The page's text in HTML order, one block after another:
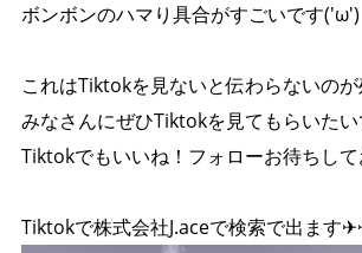
ボンボンのハマり具合がすごいです('ω')
これはTiktokを見ないと伝わらないの
みなさんにぜひTiktokを見てもらいたい
Tiktokでもいいね！フォローお待ちし
Tiktokで株式会社J.aceで検索で出ます